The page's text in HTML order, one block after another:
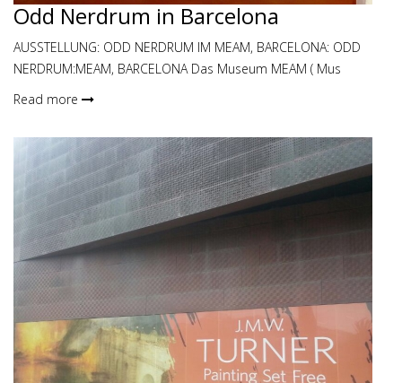
Odd Nerdrum in Barcelona
AUSSTELLUNG: ODD NERDRUM IM MEAM, BARCELONA: ODD
NERDRUM:MEAM, BARCELONA Das Museum MEAM ( Mus
Read more